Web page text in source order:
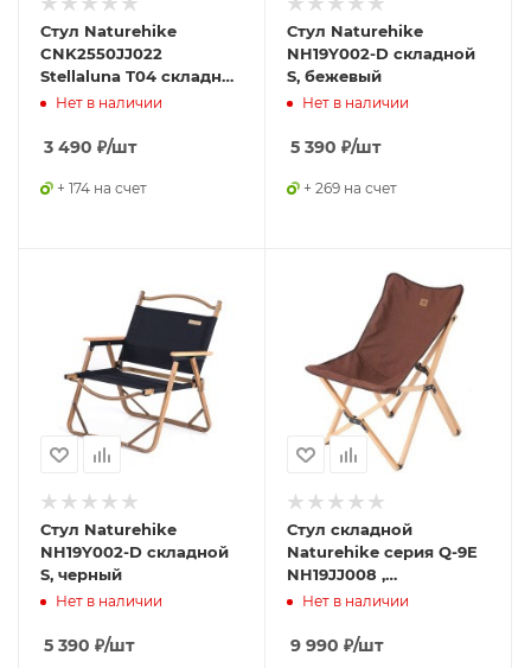
Стул Naturehike
CNK2550JJ022
Stellaluna T04 складной
бежевый
Нет в наличии
3 490 ₽/шт
+ 174 на счет
Стул Naturehike
NH19Y002-D складной
S, бежевый
Нет в наличии
5 390 ₽/шт
+ 269 на счет
Стул Naturehike
NH19Y002-D складной
S, черный
Нет в наличии
5 390 ₽/шт
Стул складной
Naturehike серия Q-9E
NH19JJ008 ,
коричневый, размер M,
Нет в наличии
9 990 ₽/шт